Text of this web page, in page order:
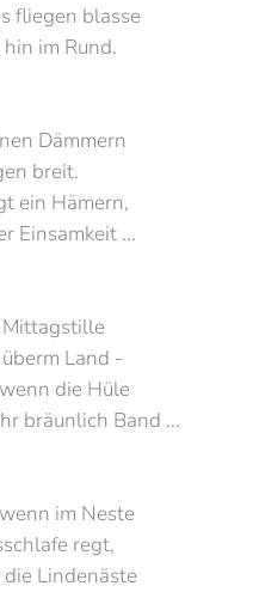
fliegen blasse
im Rund.
Dämmern
breit.
ein Hämern,
Einsamkeit ...
Mittagstille
Land -
die Hüle
bräunlich Band ...
im Neste
regt,
Lindenäste